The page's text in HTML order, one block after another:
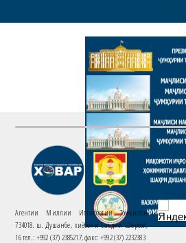
Агентии Миллии Иттилоотии Тоҷикистон
734018. ш. Душанбе, хиёбони Саъдии Шерозӣ,
16 тел.: +992 (37) 2385217, факс: +992 (37) 2232383